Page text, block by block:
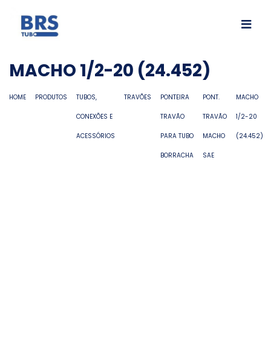
MACHO 1/2-20 (24.452)
HOME PRODUTOS TUBOS,
CONEXÕES E
ACESSÓRIOS
TRAVÕES PONTEIRA
TRAVÃO
PARA TUBO
BORRACHA
PONT.
TRAVÃO
MACHO
SAE
MACHO
1/2-20
(24.452)